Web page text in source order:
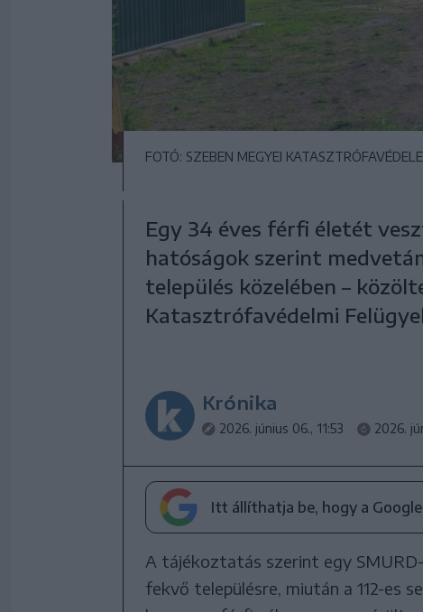
FOTÓ: SZEBEN MEGYEI
Egy 34 éves férfi életét
hatóságok szerint
település közelében –
Katasztrófavédelmi
Krónika
2026. június 06., 11:53 2026.
Itt állíthatja be, hogy a
A tájékoztatás szerint egy
fekvő településre, miután a 112-es